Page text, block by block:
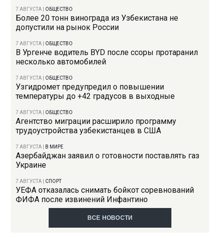
7 АВГУСТА ОБЩЕСТВО
Более 20 тонн винограда из Узбекистана не
допустили на рынок России
7 АВГУСТА ОБЩЕСТВО
В Ургенче водитель BYD после ссоры протаранил
несколько автомобилей
7 АВГУСТА ОБЩЕСТВО
Узгидромет предупредил о повышении
температуры до +42 градусов в выходные
7 АВГУСТА ОБЩЕСТВО
Агентство миграции расширило программу
трудоустройства узбекистанцев в США
7 АВГУСТА В МИРЕ
Азербайджан заявил о готовности поставлять газ
Украине
7 АВГУСТА СПОРТ
УЕФА отказалась снимать бойкот соревнований
ФИФА после извинений Инфантино
ВСЕ НОВОСТИ